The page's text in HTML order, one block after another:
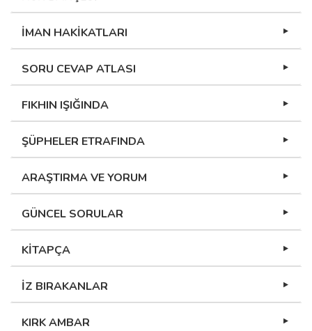
İMAN HAKİKATLARI
SORU CEVAP ATLASI
FIKHIN IŞIĞINDA
ŞÜPHELER ETRAFINDA
ARAŞTIRMA VE YORUM
GÜNCEL SORULAR
KİTAPÇA
İZ BIRAKANLAR
KIRK AMBAR